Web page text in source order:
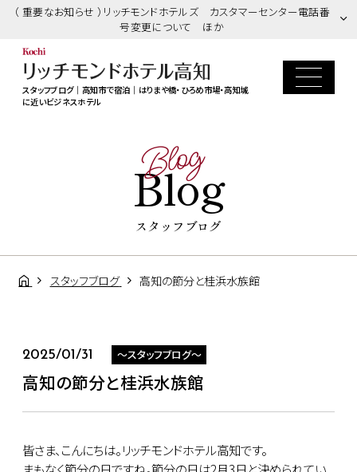
（ 重要なお知らせ ）リッチモンドホテルズ カスタマーセンター電話番
号変更について ほか
スタッフブログ｜高知市で宿泊｜はりまや橋・ひろめ市場・高知城
に近いビジネスホテル
Blog
Blog
スタッフブログ
スタッフブログ 高知の節分と桂浜水族館
2025/01/31 ～スタッフブログ～
高知の節分と桂浜水族館
皆さま、こんにちは。リッチモンドホテル高知です。